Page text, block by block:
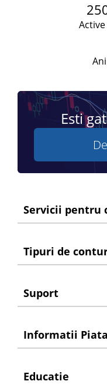
Esti
Servicii pentru
Tipuri de
Suport
Informatii Piata
Educatie